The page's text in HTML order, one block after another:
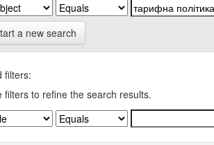
a new search
filters:
filters to refine the search results.